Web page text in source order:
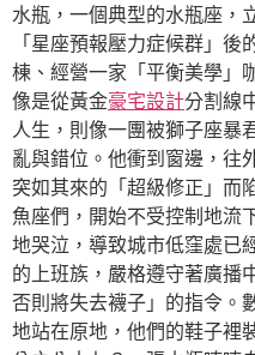
水瓶，一個典型的水瓶座，
「星座預報壓力症候群」
棟、經營一家「平衡美學」
像是從黃金豪宅設計分割線
人生，則像一團被獅子座暴
亂與錯位。他衝到窗邊，往
突如其來的「超級修正」而
魚座們，開始不受控制地流
地哭泣，導致城市低窪處已
的上班族，嚴格遵守著廣播
否則將失去襪子」的指令。
地站在原地，他們的鞋子裡